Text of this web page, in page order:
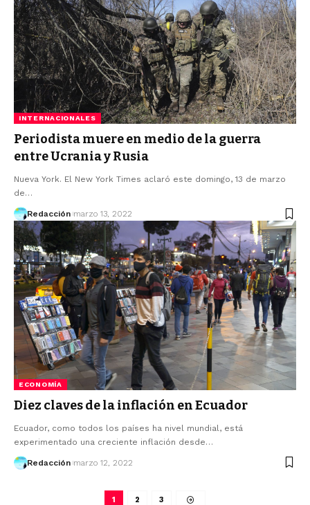
INTERNACIONALES
Periodista muere en medio de la guerra
entre Ucrania y Rusia
Nueva York. El New York Times aclaró este domingo, 13 de marzo
de…
Redacción marzo 13, 2022
ECONOMÍA
Diez claves de la inflación en Ecuador
Ecuador, como todos los países ha nivel mundial, está
experimentado una creciente inflación desde…
Redacción marzo 12, 2022
1 2 3